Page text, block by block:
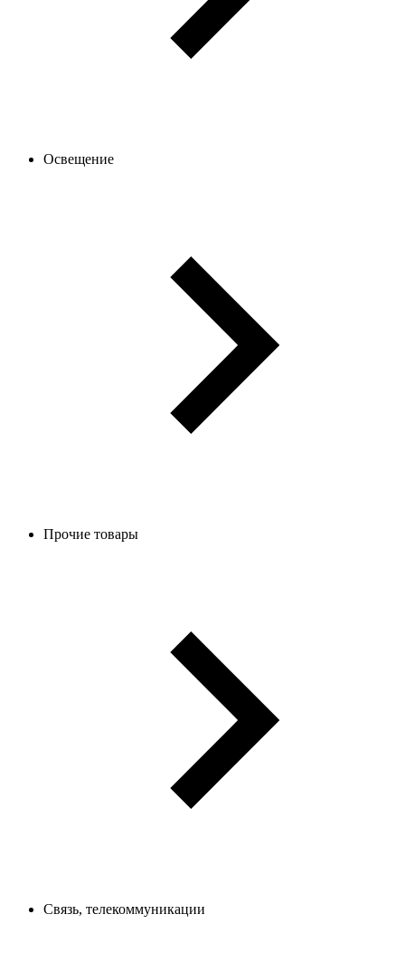
Освещение
Прочие товары
Связь, телекоммуникации